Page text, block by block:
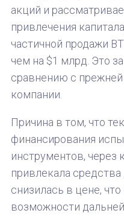
акций и
привлечения
частичной продажи
чем на $1 млрд. Это
сравнению с
компании.
Причина в том, что
финансирования
инструментов, через
привлекала средства
снизилась в цене,
возможности